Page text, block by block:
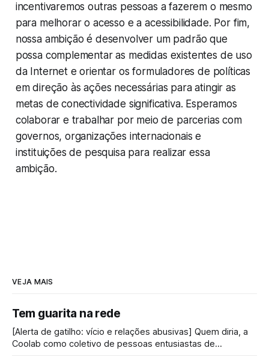
incentivaremos outras pessoas a fazerem o mesmo
para melhorar o acesso e a acessibilidade. Por fim,
nossa ambição é desenvolver um padrão que
possa complementar as medidas existentes de uso
da Internet e orientar os formuladores de políticas
em direção às ações necessárias para atingir as
metas de conectividade significativa. Esperamos
colaborar e trabalhar por meio de parcerias com
governos, organizações internacionais e
instituições de pesquisa para realizar essa
ambição.
VEJA MAIS
Tem guarita na rede
[Alerta de gatilho: vício e relações abusivas] Quem diria, a
Coolab como coletivo de pessoas entusiastas de